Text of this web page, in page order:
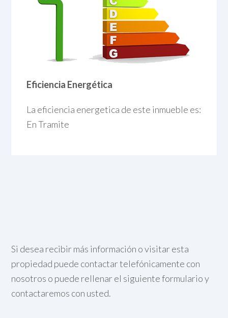
Eficiencia Energética
La eficiencia energetica de este inmueble es:
En Tramite
Si desea recibir más información o visitar esta
propiedad puede contactar telefónicamente con
nosotros o puede rellenar el siguiente formulario y
contactaremos con usted.